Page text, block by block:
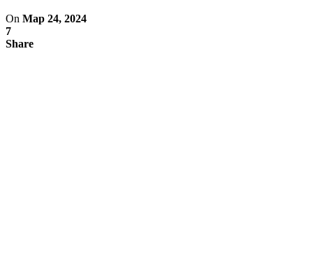
On Мар 24, 2024
7
Share